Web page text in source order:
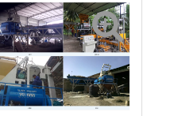
माली श्रीलंका
लीबिया केन्या